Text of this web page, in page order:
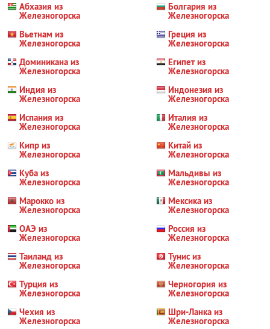
Абхазия из
Железногорска
Болгария из
Железногорска
Вьетнам из
Железногорска
Греция из
Железногорска
Доминикана из
Железногорска
Египет из
Железногорска
Индия из
Железногорска
Индонезия из
Железногорска
Испания из
Железногорска
Италия из
Железногорска
Кипр из
Железногорска
Китай из
Железногорска
Куба из
Железногорска
Мальдивы из
Железногорска
Марокко из
Железногорска
Мексика из
Железногорска
ОАЭ из
Железногорска
Россия из
Железногорска
Таиланд из
Железногорска
Тунис из
Железногорска
Турция из
Железногорска
Черногория из
Железногорска
Чехия из
Железногорска
Шри-Ланка из
Железногорска